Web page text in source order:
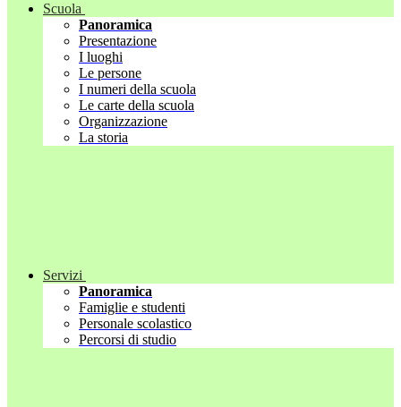
Scuola
Panoramica
Presentazione
I luoghi
Le persone
I numeri della scuola
Le carte della scuola
Organizzazione
La storia
Servizi
Panoramica
Famiglie e studenti
Personale scolastico
Percorsi di studio